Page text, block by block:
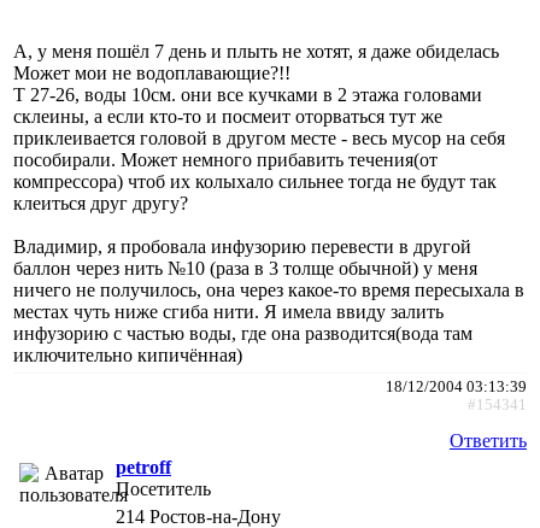
А, у меня пошёл 7 день и плыть не хотят, я даже обиделась
Может мои не водоплавающие?!!
T 27-26, воды 10см. они все кучками в 2 этажа головами
склеины, а если кто-то и посмеит оторваться тут же
приклеивается головой в другом месте - весь мусор на себя
пособирали. Может немного прибавить течения(от
компрессора) чтоб их колыхало сильнее тогда не будут так
клеиться друг другу?
Владимир, я пробовала инфузорию перевести в другой
баллон через нить №10 (раза в 3 толще обычной) у меня
ничего не получилось, она через какое-то время пересыхала в
местах чуть ниже сгиба нити. Я имела ввиду залить
инфузорию с частью воды, где она разводится(вода там
иключительно кипичённая)
18/12/2004 03:13:39
#154341
Ответить
petroff
Посетитель
214 Ростов-на-Дону